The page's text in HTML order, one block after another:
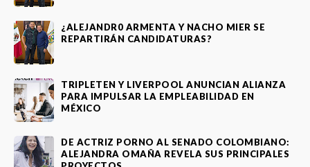
¿ALEJANDR0 ARMENTA Y NACHO MIER SE
REPARTIRÁN CANDIDATURAS?
TRIPLETEN Y LIVERPOOL ANUNCIAN ALIANZA
PARA IMPULSAR LA EMPLEABILIDAD EN
MÉXICO
DE ACTRIZ PORNO AL SENADO COLOMBIANO:
ALEJANDRA OMAÑA REVELA SUS PRINCIPALES